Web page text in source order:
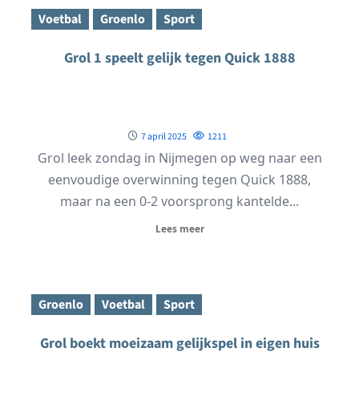
Voetbal Groenlo Sport
Grol 1 speelt gelijk tegen Quick 1888
7 april 2025 1211
Grol leek zondag in Nijmegen op weg naar een
eenvoudige overwinning tegen Quick 1888,
maar na een 0-2 voorsprong kantelde...
Lees meer
Groenlo Voetbal Sport
Grol boekt moeizaam gelijkspel in eigen huis